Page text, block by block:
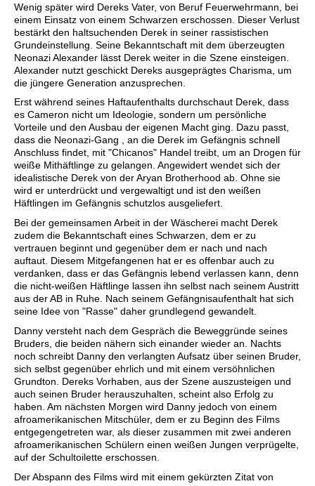
Wenig später wird Dereks Vater, von Beruf Feuerwehrmann, bei
einem Einsatz von einem Schwarzen erschossen. Dieser Verlust
bestärkt den haltsuchenden Derek in seiner rassistischen
Grundeinstellung. Seine Bekanntschaft mit dem überzeugten
Neonazi Alexander lässt Derek weiter in die Szene einsteigen.
Alexander nutzt geschickt Dereks ausgeprägtes Charisma, um
die jüngere Generation anzusprechen.
Erst während seines Haftaufenthalts durchschaut Derek, dass
es Cameron nicht um Ideologie, sondern um persönliche
Vorteile und den Ausbau der eigenen Macht ging. Dazu passt,
dass die Neonazi-Gang , an die Derek im Gefängnis schnell
Anschluss findet, mit "Chicanos" Handel treibt, um an Drogen für
weiße Mithäftlinge zu gelangen. Angewidert wendet sich der
idealistische Derek von der Aryan Brotherhood ab. Ohne sie
wird er unterdrückt und vergewaltigt und ist den weißen
Häftlingen im Gefängnis schutzlos ausgeliefert.
Bei der gemeinsamen Arbeit in der Wäscherei macht Derek
zudem die Bekanntschaft eines Schwarzen, dem er zu
vertrauen beginnt und gegenüber dem er nach und nach
auftaut. Diesem Mitgefangenen hat er es offenbar auch zu
verdanken, dass er das Gefängnis lebend verlassen kann, denn
die nicht-weißen Häftlinge lassen ihn selbst nach seinem Austritt
aus der AB in Ruhe. Nach seinem Gefängnisaufenthalt hat sich
seine Idee von "Rasse" daher grundlegend gewandelt.
Danny versteht nach dem Gespräch die Beweggründe seines
Bruders, die beiden nähern sich einander wieder an. Nachts
noch schreibt Danny den verlangten Aufsatz über seinen Bruder,
sich selbst gegenüber ehrlich und mit einem versöhnlichen
Grundton. Dereks Vorhaben, aus der Szene auszusteigen und
auch seinen Bruder herauszuhalten, scheint also Erfolg zu
haben. Am nächsten Morgen wird Danny jedoch von einem
afroamerikanischen Mitschüler, dem er zu Beginn des Films
entgegengetreten war, als dieser zusammen mit zwei anderen
afroamerikanischen Schülern einen weißen Jungen verprügelte,
auf der Schultoilette erschossen.
Der Abspann des Films wird mit einem gekürzten Zitat von